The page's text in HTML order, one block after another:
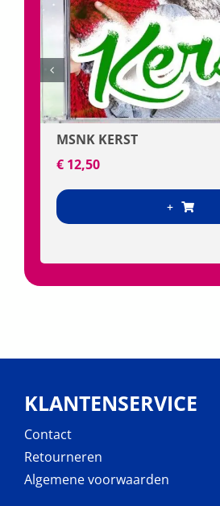
GOD IS IN CONTROL
€4,50
KLANTENSERVICE
Contact
Retourneren
Algemene voorwaarden